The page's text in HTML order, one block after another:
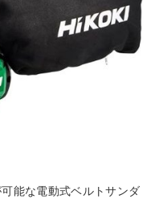
能な電動式ベルトサンダ